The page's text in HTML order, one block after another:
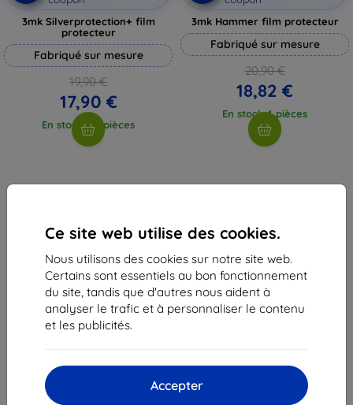
Ce site web utilise des cookies.
Nous utilisons des cookies sur notre site web.
Certains sont essentiels au bon fonctionnement
du site, tandis que d'autres nous aident à
analyser le trafic et à personnaliser le contenu
et les publicités.
Accepter
3mk Silverprotection+ film
protecteur
Fabriqué sur mesure
19,90 €
17,90 €
En stock > 5 pièces
3mk Hammer film protecteur
Fabriqué sur mesure
20,90 €
18,82 €
En stock 4 pièces
Shield-Sk s.r.o.
Ulica Rudolfa Mocka 3750/2A
841 04 Bratislava